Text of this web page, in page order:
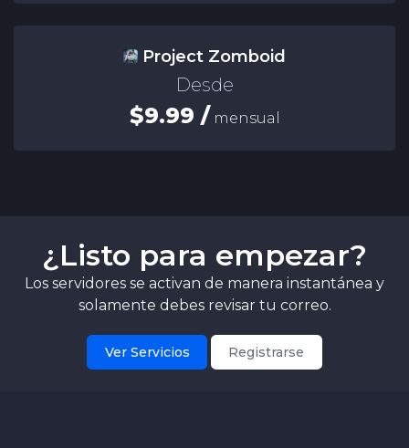
Project Zomboid
Desde
$9.99 / mensual
¿Listo para empezar?
Los servidores se activan de manera instantánea y
solamente debes revisar tu correo.
Ver Servicios Registrarse